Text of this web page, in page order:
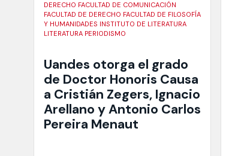
DERECHO FACULTAD DE COMUNICACIÓN
FACULTAD DE DERECHO FACULTAD DE FILOSOFÍA
Y HUMANIDADES INSTITUTO DE LITERATURA
LITERATURA PERIODISMO
Uandes otorga el grado
de Doctor Honoris Causa
a Cristián Zegers, Ignacio
Arellano y Antonio Carlos
Pereira Menaut